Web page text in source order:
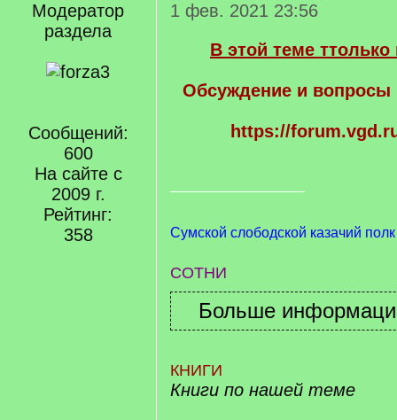
Модератор
раздела
Сообщений:
600
На сайте с
2009 г.
Рейтинг:
358
1 фев. 2021 23:56
В этой теме
Обсуждение и вопросы
https://
Сумской слободской казачий полк
СОТНИ
КНИГИ
Книги по нашей теме